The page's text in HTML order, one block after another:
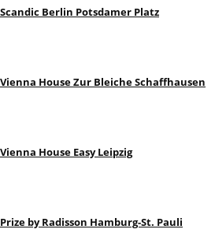
Berlin Potsdamer Platz
House Zur Bleiche Schaffhausen
House Easy Leipzig
by Radisson Hamburg-St. Pauli